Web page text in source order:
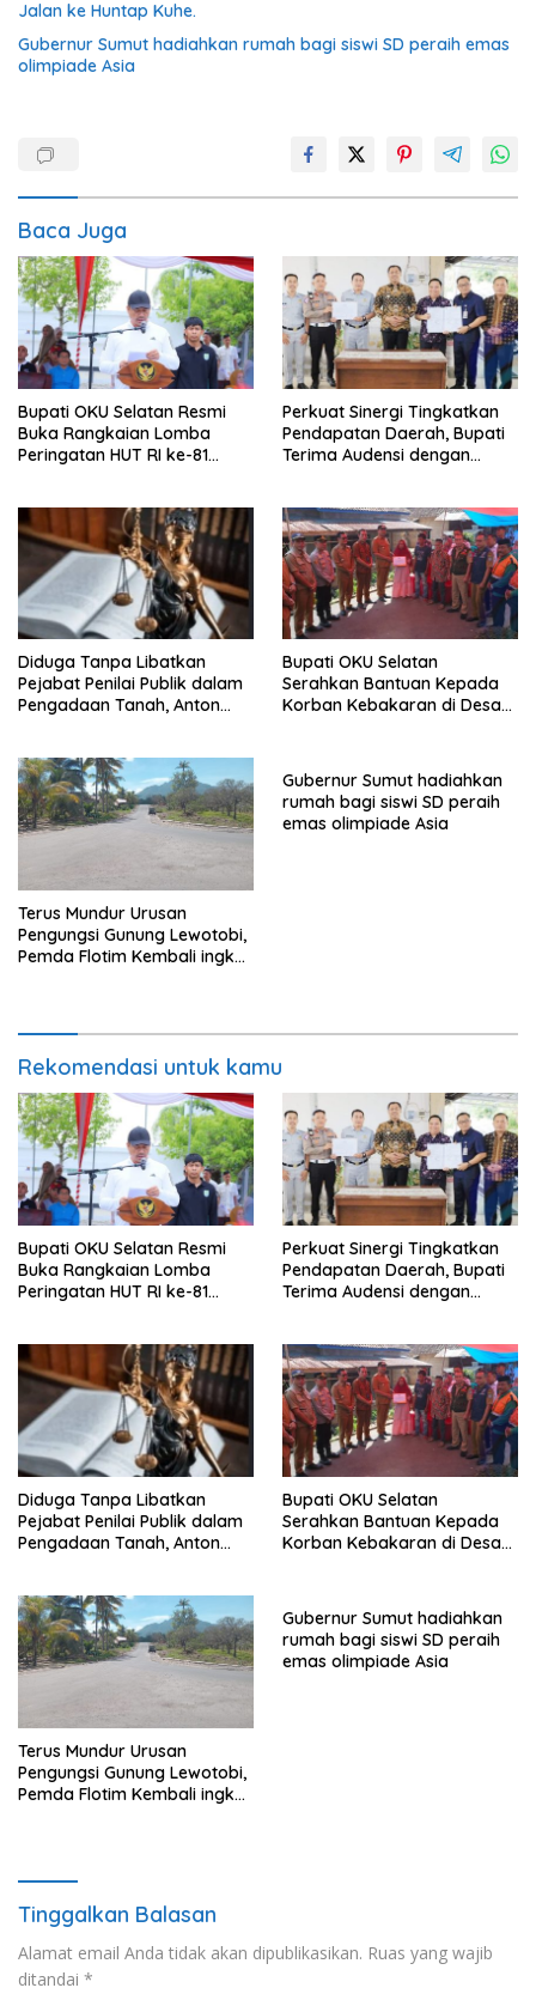
Jalan ke Huntap Kuhe.
Gubernur Sumut hadiahkan rumah bagi siswi SD peraih emas
olimpiade Asia
Baca Juga
Bupati OKU Selatan Resmi
Buka Rangkaian Lomba
Peringatan HUT RI ke-81
Perkuat Sinergi Tingkatkan
Pendapatan Daerah, Bupati
Terima Audensi dengan
Diduga Tanpa Libatkan
Pejabat Penilai Publik dalam
Pengadaan Tanah, Anton
Bupati OKU Selatan
Serahkan Bantuan Kepada
Korban Kebakaran di Desa
Terus Mundur Urusan
Pengungsi Gunung Lewotobi,
Pemda Flotim Kembali ingkar
Gubernur Sumut hadiahkan
rumah bagi siswi SD peraih
emas olimpiade Asia
Rekomendasi untuk kamu
Bupati OKU Selatan Resmi
Buka Rangkaian Lomba
Peringatan HUT RI ke-81
Perkuat Sinergi Tingkatkan
Pendapatan Daerah, Bupati
Terima Audensi dengan
Diduga Tanpa Libatkan
Pejabat Penilai Publik dalam
Pengadaan Tanah, Anton
Bupati OKU Selatan
Serahkan Bantuan Kepada
Korban Kebakaran di Desa
Terus Mundur Urusan
Pengungsi Gunung Lewotobi,
Pemda Flotim Kembali ingkar
Gubernur Sumut hadiahkan
rumah bagi siswi SD peraih
emas olimpiade Asia
Tinggalkan Balasan
Alamat email Anda tidak akan dipublikasikan. Ruas yang wajib
ditandai *